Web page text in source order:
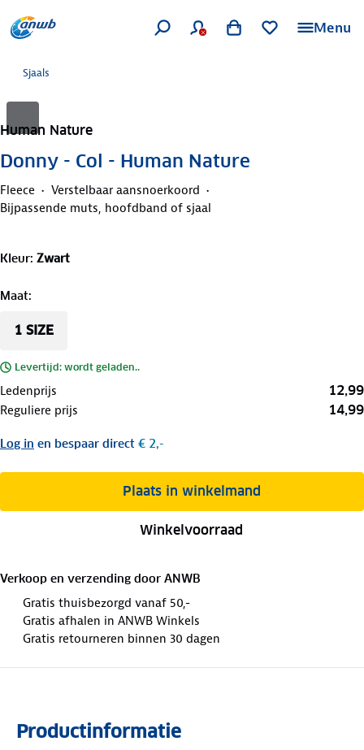
Menu
Sjaals
Human Nature
Donny - Col - Human Nature
Fleece
Verstelbaar aansnoerkoord
Bijpassende muts, hoofdband of sjaal
Kleur: Zwart
Maat:
1 SIZE
Levertijd: wordt geladen..
Ledenprijs 12,99
Reguliere prijs 14,99
Log in en bespaar direct € 2,-
Plaats in winkelmand
Winkelvoorraad
Verkoop en verzending door ANWB
Gratis thuisbezorgd vanaf 50,-
Gratis afhalen in ANWB Winkels
Gratis retourneren binnen 30 dagen
Productinformatie